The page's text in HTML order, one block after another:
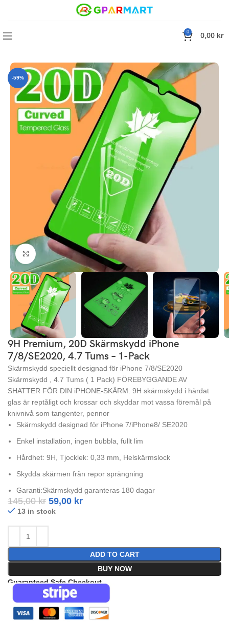
0 0,00 kr
-59%
Click to enlarge
9H Premium, 20D Skärmskydd iPhone
7/8/SE2020, 4.7 Tums – 1-Pack
Skärmskydd speciellt designad för iPhone 7/8/SE2020
Skärmskydd , 4.7 Tums ( 1 Pack) FÖREBYGGANDE AV
SHATTER FÖR DIN iPHONE-SKÄRM: 9H skärmskydd i härdat
glas är reptåligt och krossar och skyddar mot vassa föremål på
knivnivå som tangenter, pennor
Skärmskydd designad för iPhone 7/iPhone8/ SE2020
Enkel installation, ingen bubbla, fullt lim
Hårdhet: 9H, Tjocklek: 0,33 mm, Helskärmslock
Skydda skärmen från repor sprängning
Garanti:Skärmskydd garanteras 180 dagar
145,00kr 59,00 kr
13 in stock
ADD TO CART
BUY NOW
Guaranteed Safe Checkout